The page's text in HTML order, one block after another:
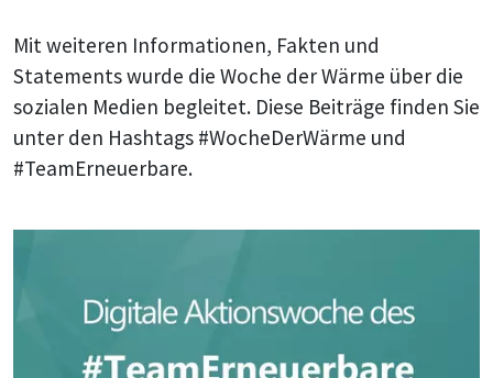
Mit weiteren Informationen, Fakten und
Statements wurde die Woche der Wärme über die
sozialen Medien begleitet. Diese Beiträge finden Sie
unter den Hashtags #WocheDerWärme und
#TeamErneuerbare.